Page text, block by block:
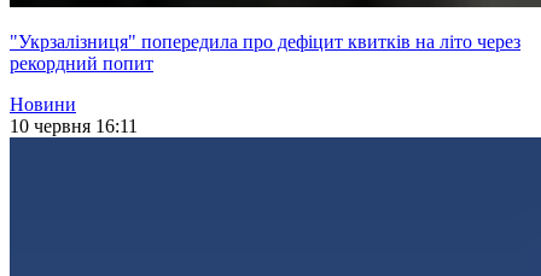
"Укрзалізниця" попередила про дефіцит квитків на літо через
рекордний попит
Новини
10 червня 16:11